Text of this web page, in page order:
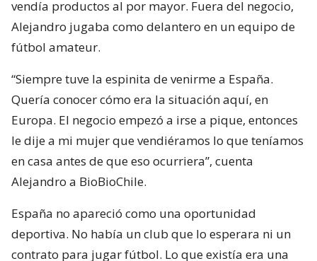
vendía productos al por mayor. Fuera del negocio,
Alejandro jugaba como delantero en un equipo de
fútbol amateur.
“Siempre tuve la espinita de venirme a España.
Quería conocer cómo era la situación aquí, en
Europa. El negocio empezó a irse a pique, entonces
le dije a mi mujer que vendiéramos lo que teníamos
en casa antes de que eso ocurriera”, cuenta
Alejandro a BioBioChile.
España no apareció como una oportunidad
deportiva. No había un club que lo esperara ni un
contrato para jugar fútbol. Lo que existía era una